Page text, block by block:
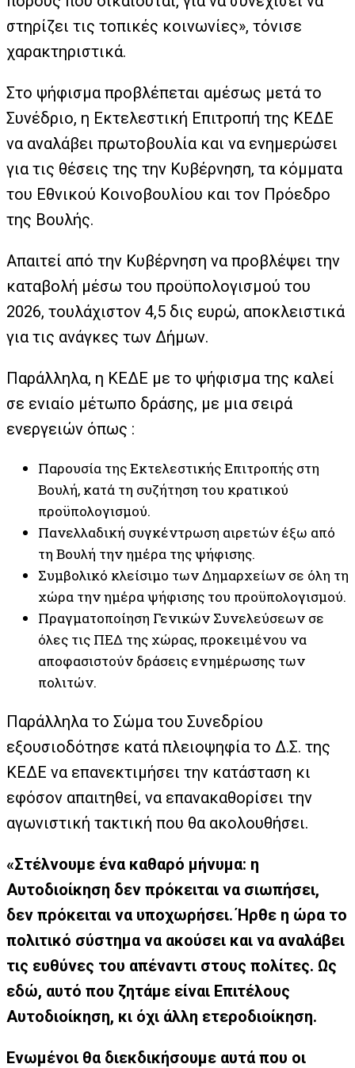
στηρίζει τις τοπικές κοινωνίες», τόνισε
χαρακτηριστικά.
Στο ψήφισμα προβλέπεται αμέσως μετά το
Συνέδριο, η Εκτελεστική Επιτροπή της ΚΕΔΕ
να αναλάβει πρωτοβουλία και να ενημερώσει
για τις θέσεις της την Κυβέρνηση, τα κόμματα
του Εθνικού Κοινοβουλίου και τον Πρόεδρο
της Βουλής.
Απαιτεί από την Κυβέρνηση να προβλέψει την
καταβολή μέσω του προϋπολογισμού του
2026, τουλάχιστον 4,5 δις ευρώ, αποκλειστικά
για τις ανάγκες των Δήμων.
Παράλληλα, η ΚΕΔΕ με το ψήφισμα της καλεί
σε ενιαίο μέτωπο δράσης, με μια σειρά
ενεργειών όπως :
Παρουσία της Εκτελεστικής Επιτροπής στη
Βουλή, κατά τη συζήτηση του κρατικού
προϋπολογισμού.
Πανελλαδική συγκέντρωση αιρετών έξω από
τη Βουλή την ημέρα της ψήφισης.
Συμβολικό κλείσιμο των Δημαρχείων σε όλη τη
χώρα την ημέρα ψήφισης του προϋπολογισμού.
Πραγματοποίηση Γενικών Συνελεύσεων σε
όλες τις ΠΕΔ της χώρας, προκειμένου να
αποφασιστούν δράσεις ενημέρωσης των
πολιτών.
Παράλληλα το Σώμα του Συνεδρίου
εξουσιοδότησε κατά πλειοψηφία το Δ.Σ. της
ΚΕΔΕ να επανεκτιμήσει την κατάσταση κι
εφόσον απαιτηθεί, να επανακαθορίσει την
αγωνιστική τακτική που θα ακολουθήσει.
«Στέλνουμε ένα καθαρό μήνυμα: η
Αυτοδιοίκηση δεν πρόκειται να σιωπήσει,
δεν πρόκειται να υποχωρήσει. Ήρθε η ώρα το
πολιτικό σύστημα να ακούσει και να αναλάβει
τις ευθύνες του απέναντι στους πολίτες. Ως
εδώ, αυτό που ζητάμε είναι Επιτέλους
Αυτοδιοίκηση, κι όχι άλλη ετεροδιοίκηση.
Ενωμένοι θα διεκδικήσουμε αυτά που οι